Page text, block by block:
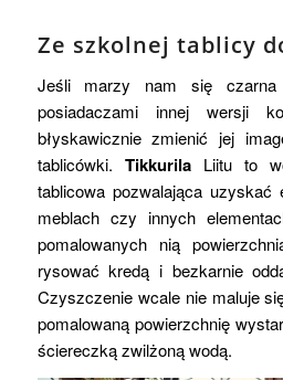
Ze szkolnej tablicy
Jeśli marzy nam się czarna
posiadaczami innej wersji
błyskawicznie zmienić jej
tablicówki. TikkurilaLiitu to
tablicowa pozwalająca uzyskać
meblach czy innych
pomalowanych nią
rysować kredą i bezkarnie
Czyszczenie wcale nie maluje
pomalowaną powierzchnię
ściereczką zwilżoną wodą.